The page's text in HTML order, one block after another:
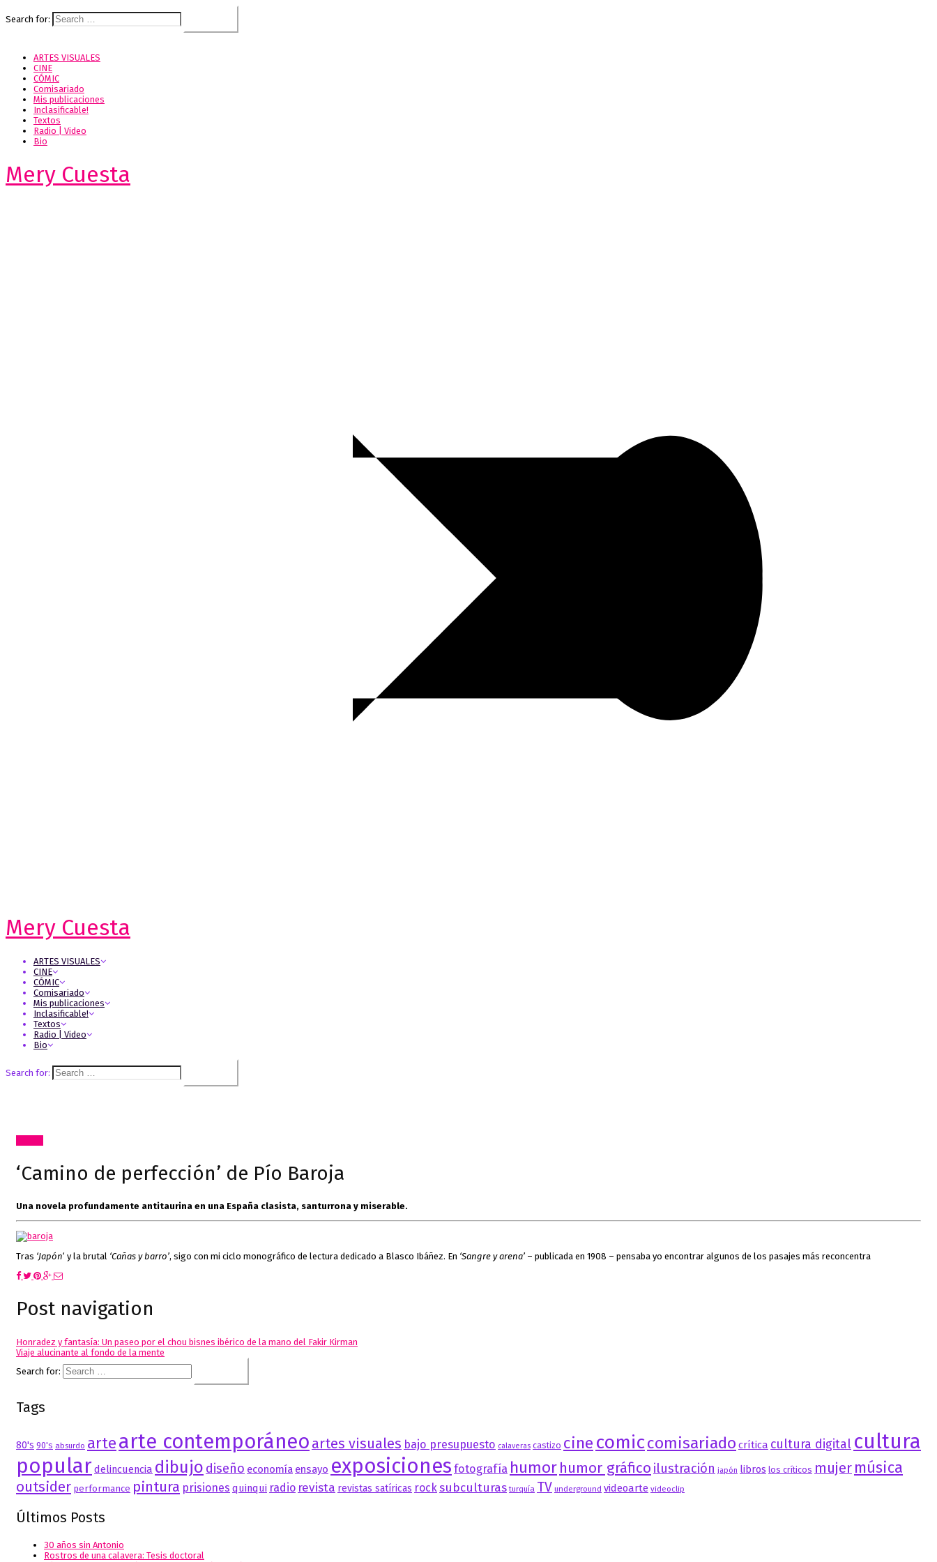
Search for:
ARTES VISUALES
CINE
CÓMIC
Comisariado
Mis publicaciones
Inclasificable!
Textos
Radio | Video
Bio
Mery Cuesta
Mery Cuesta
ARTES VISUALES
CINE
CÓMIC
Comisariado
Mis publicaciones
Inclasificable!
Textos
Radio | Video
Bio
Search for:
‘Camino de perfección’ de Pío Baroja
Una novela profundamente antitaurina en una España clasista, santurrona y miserable.
Tras ‘Japón‘ y la brutal ‘Cañas y barro’, sigo con mi ciclo monográfico de lectura dedicado a Blasco Ibáñez. En ‘Sangre y arena’ – publicada en 1908 – pensaba yo encontrar algunos de los pasajes más reconcentra
Post navigation
Honradez y fantasía: Un paseo por el chou bisnes ibérico de la mano del Fakir Kirman
Viaje alucinante al fondo de la mente
Search for:
Tags
80's 90's absurdo artearte contemporáneo artes visuales bajo presupuesto calaveras castizo cine comiccomisariado crítica cultura digital cultura
populardelincuencia dibujo diseño economía ensayo exposiciones fotografía humor humor gráfico ilustración japón libros los críticos mujer música
outsider performance pintura prisiones quinqui radio revista revistas satíricas rock subculturas turquía TV underground videoarte videoclip
Últimos Posts
30 años sin Antonio
Rostros de una calavera: Tesis doctoral